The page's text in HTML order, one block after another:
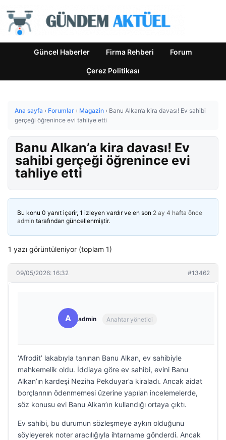
Güncel Haberler Firma Rehberi Forum
Çerez Politikası
Ana sayfa › Forumlar › Magazin › Banu Alkan’a kira davası! Ev sahibi
gerçeği öğrenince evi tahliye etti
Banu Alkan’a kira davası! Ev
sahibi gerçeği öğrenince evi
tahliye etti
Bu konu 0 yanıt içerir, 1 izleyen vardır ve en son 2 ay 4 hafta önce
admin tarafından güncellenmiştir.
1 yazı görüntüleniyor (toplam 1)
09/05/2026: 16:32 #13462
A admin Anahtar yönetici
‘Afrodit’ lakabıyla tanınan Banu Alkan, ev sahibiyle
mahkemelik oldu. İddiaya göre ev sahibi, evini Banu
Alkan’ın kardeşi Neziha Pekduyar’a kiraladı. Ancak aidat
borçlarının ödenmemesi üzerine yapılan incelemelerde,
söz konusu evi Banu Alkan’ın kullandığı ortaya çıktı.
Ev sahibi, bu durumun sözleşmeye aykırı olduğunu
söyleyerek noter aracılığıyla ihtarname gönderdi. Ancak